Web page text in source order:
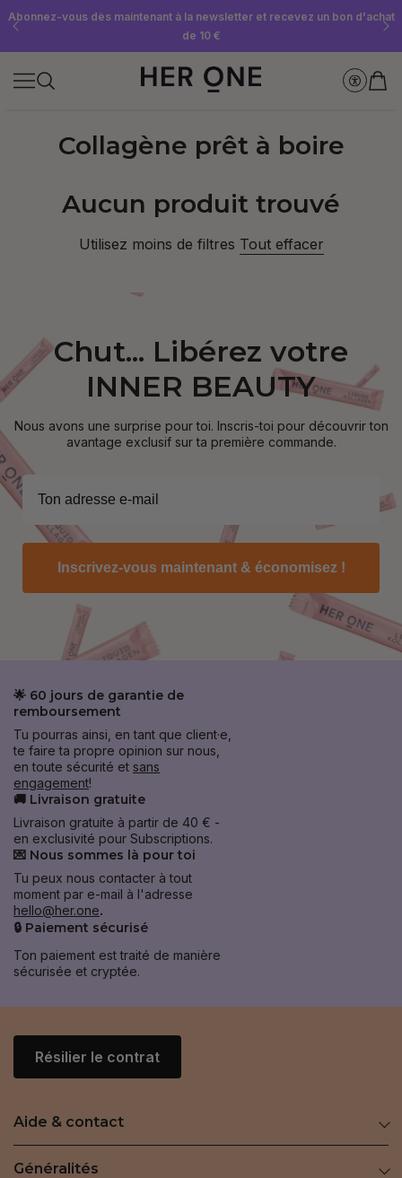
Offre « SLEEP WELL » gratuite à partir de 69 € d'achat minimum – dans la
limite des stocks disponibles !
Abonnez-vous dès maintenant à la newsletter et recevez un bon d'achat
de 10 €
Collagène prêt à boire
Aucun produit trouvé
Utilisez moins de filtres Tout effacer
Chut... Libérez votre
INNER BEAUTY
Nous avons une surprise pour toi. Inscris-toi pour découvrir ton
avantage exclusif sur ta première commande.
Inscrivez-vous maintenant & économisez !
🌟 60 jours de garantie de
remboursement
Tu pourras ainsi, en tant que client·e,
te faire ta propre opinion sur nous,
en toute sécurité et sans
engagement!
🚚 Livraison gratuite
Livraison gratuite à partir de 40 € -
en exclusivité pour Subscriptions.
💌 Nous sommes là pour toi
Tu peux nous contacter à tout
moment par e-mail à l'adresse
hello@her.one.
🔒 Paiement sécurisé
Ton paiement est traité de manière
sécurisée et cryptée.
Résilier le contrat
Aide & contact
Généralités